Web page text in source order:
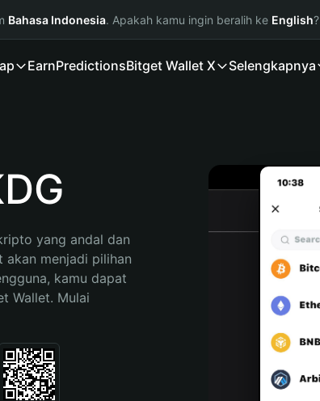
Bahasa Indonesia. Apakah kamu ingin beralih ke English?
EarnPredictionsBitget Wallet X Selengkapnya
yang andal dan
akan menjadi pilihan
kamu dapat
Wallet. Mulai